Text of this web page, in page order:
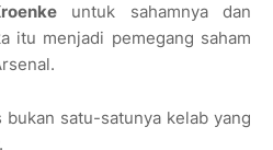
untuk sahamnya dan
itu menjadi pemegang saham
satu-satunya kelab yang